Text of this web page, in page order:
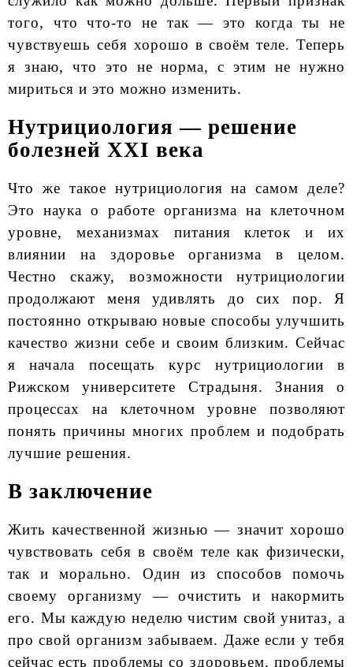
того, что что-то не так — это когда ты не
чувствуешь себя хорошо в своём теле. Теперь
я знаю, что это не норма, с этим не нужно
мириться и это можно изменить.
Нутрициология — решение
болезней XXI века
Что же такое нутрициология на самом деле?
Это наука о работе организма на клеточном
уровне, механизмах питания клеток и их
влиянии на здоровье организма в целом.
Честно скажу, возможности нутрициологии
продолжают меня удивлять до сих пор. Я
постоянно открываю новые способы улучшить
качество жизни себе и своим близким. Сейчас
я начала посещать курс нутрициологии в
Рижском университете Страдыня. Знания о
процессах на клеточном уровне позволяют
понять причины многих проблем и подобрать
лучшие решения.
В заключение
Жить качественной жизнью — значит хорошо
чувствовать себя в своём теле как физически,
так и морально. Один из способов помочь
своему организму — очистить и накормить
его. Мы каждую неделю чистим свой унитаз, а
про свой организм забываем. Даже если у тебя
сейчас есть проблемы со здоровьем, проблемы